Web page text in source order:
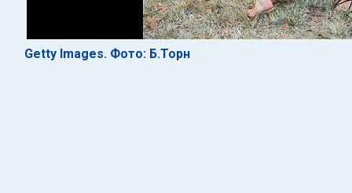
Getty Images. Фото: Б.Торн